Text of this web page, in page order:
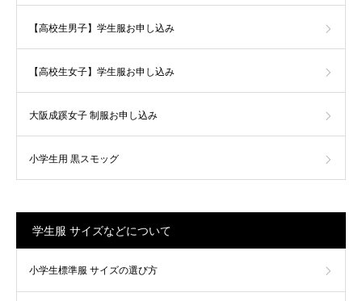
【高校生男子】学生服お申し込み
【高校生女子】学生服お申し込み
大阪成蹊女子 制服お申し込み
小学生用 黒スモッグ
学生服 サイズなどについて
小学生標準服 サイズの選び方